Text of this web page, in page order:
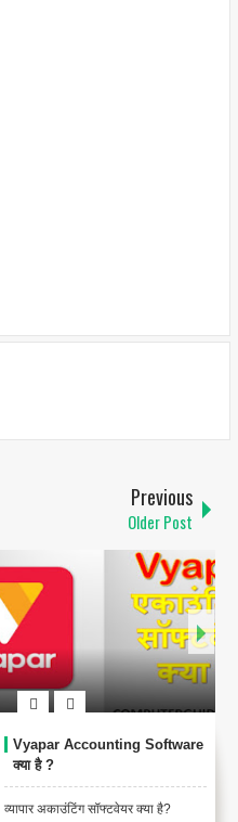
Previous
Older Post
Vyapar Accounting Software
क्या है ?
व्यापार अकाउंटिंग सॉफ्टवेयर क्या है?